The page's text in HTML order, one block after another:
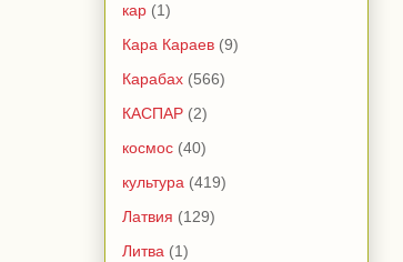
кар (1)
Кара Караев (9)
Карабах (566)
КАСПАР (2)
космос (40)
культура (419)
Латвия (129)
Литва (1)